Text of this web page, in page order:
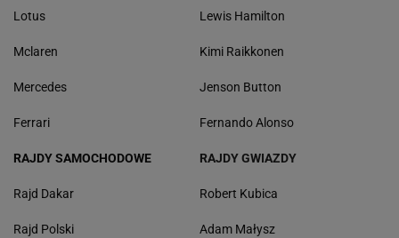
Lotus
Mclaren
Mercedes
Ferrari
Lewis Hamilton
Kimi Raikkonen
Jenson Button
Fernando Alonso
RAJDY SAMOCHODOWE
Rajd Dakar
Rajd Polski
RAJDY GWIAZDY
Robert Kubica
Adam Małysz